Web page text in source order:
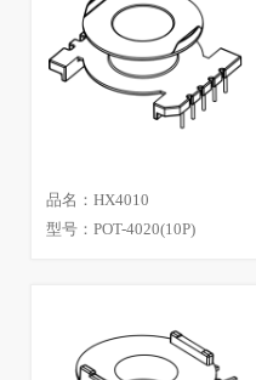
品名：HX4010
型号：POT-4020(10P)